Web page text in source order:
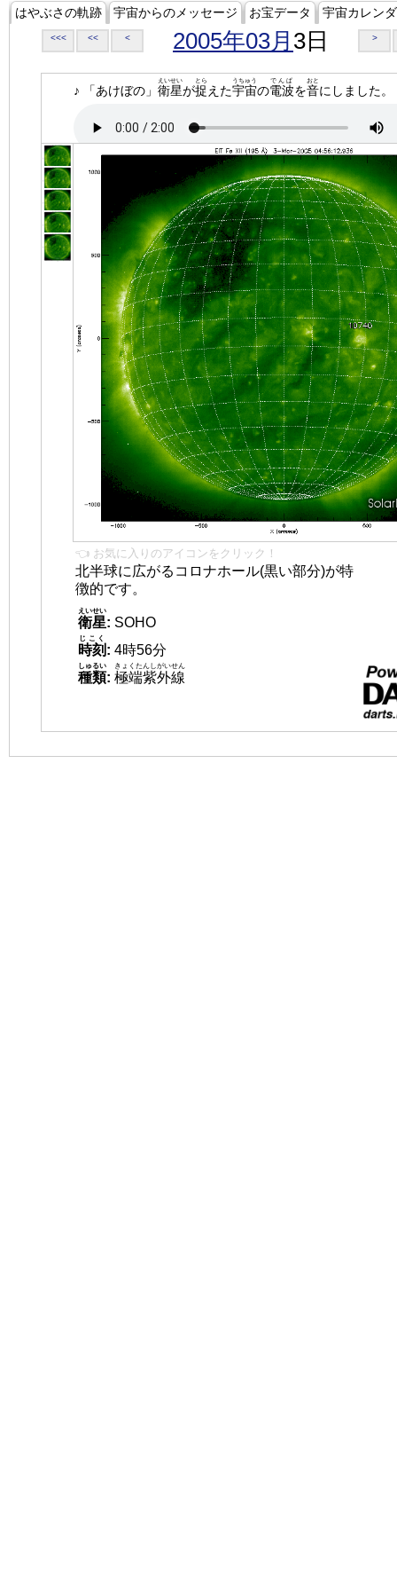
はやぶさの軌跡 宇宙からのメッセージ お宝データ 宇宙カレン
<<< << < 2005年03月 3日 >
♪ 「あけぼの」 衛星
えいせい
が捉
とら
えた宇宙
うちゅう
の電波
でんぱ
を音
おと
にしました。
👈 お気に入りのアイコンをクリック！
北半球に広がるコロナホール(黒い部分)が特
徴的です。
衛星
えいせい
: SOHO
時刻
じこく
: 4時56分
種類
しゅるい
: 極端紫外線
きょくたんしがいせん